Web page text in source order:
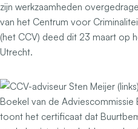
zijn werkzaamheden
van het Centrum voor
(het CCV) deed dit 23 maart op
Utrecht.